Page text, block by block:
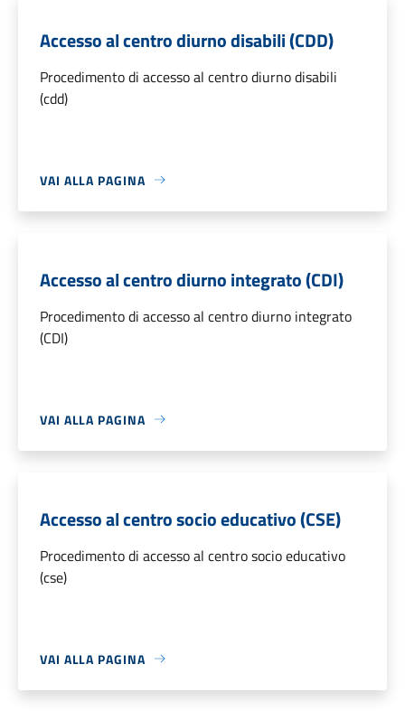
Accesso al centro diurno disabili (CDD)
Procedimento di accesso al centro diurno disabili
(cdd)
VAI ALLA PAGINA
Accesso al centro diurno integrato (CDI)
Procedimento di accesso al centro diurno integrato
(CDI)
VAI ALLA PAGINA
Accesso al centro socio educativo (CSE)
Procedimento di accesso al centro socio educativo
(cse)
VAI ALLA PAGINA